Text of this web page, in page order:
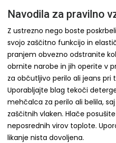
Navodila za pravilno
Z ustrezno nego boste
svojo zaščitno funkcijo in
pranjem obvezno odstranite
obrnite narobe in jih operite v
za občutljivo perilo ali jeans pri
Uporabljajte blag tekoči
mehčalca za perilo ali belila,
zaščitnih vlaken. Hlače
neposrednih virov toplote.
likanje nista dovoljena.